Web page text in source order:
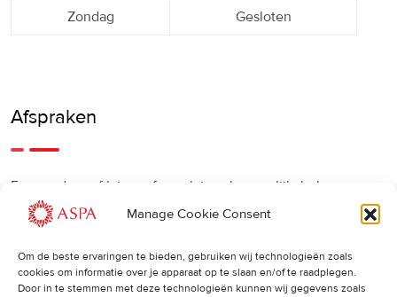
Manage Cookie Consent
Om de beste ervaringen te bieden, gebruiken wij technologieën zoals
cookies om informatie over je apparaat op te slaan en/of te raadplegen.
Door in te stemmen met deze technologieën kunnen wij gegevens zoals
Zondag Gesloten
Afspraken
Een eerdere of latere afspraak is ook mogelijk, bel ons
gerust.
Cancellations: